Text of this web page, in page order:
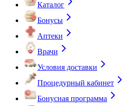
Каталог
Бонусы
Аптеки
Врачи
Условия доставки
Процедурный кабинет
Бонусная программа